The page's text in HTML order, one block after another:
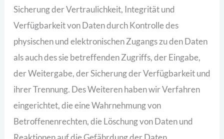
Sicherung der Vertraulichkeit, Integrität und
Verfügbarkeit von Daten durch Kontrolle des
physischen und elektronischen Zugangs zu den Daten
als auch des sie betreffenden Zugriffs, der Eingabe,
der Weitergabe, der Sicherung der Verfügbarkeit und
ihrer Trennung. Des Weiteren haben wir Verfahren
eingerichtet, die eine Wahrnehmung von
Betroffenenrechten, die Löschung von Daten und